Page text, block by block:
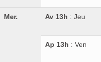
Mer. Av 13h : Jeu
Ap 13h : Ven